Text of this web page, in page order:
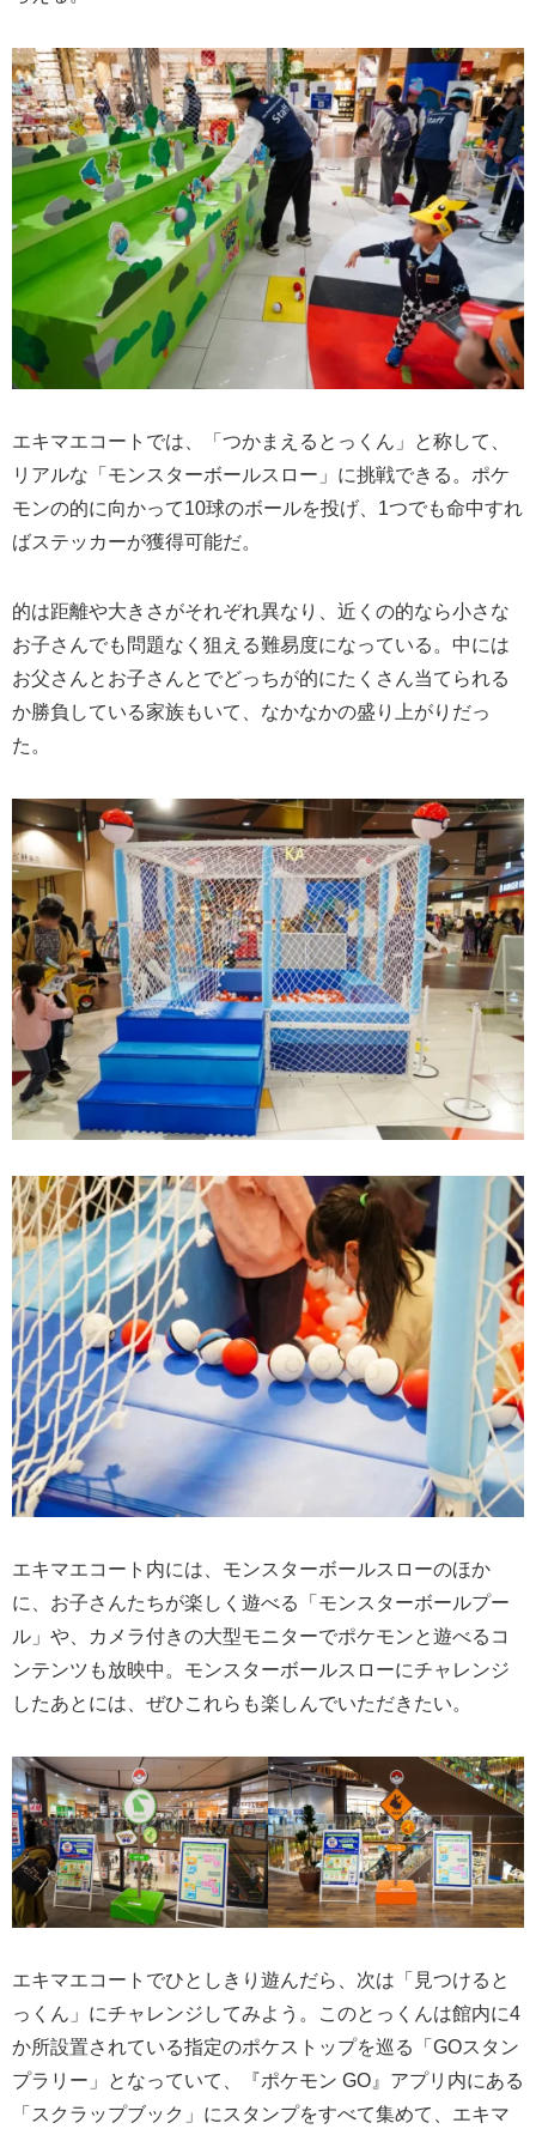
エキマエコートでは、「つかまえるとっくん」と称して、
リアルな「モンスターボールスロー」に挑戦できる。ポケ
モンの的に向かって10球のボールを投げ、1つでも命中すれ
ばステッカーが獲得可能だ。
的は距離や大きさがそれぞれ異なり、近くの的なら小さな
お子さんでも問題なく狙える難易度になっている。中には
お父さんとお子さんとでどっちが的にたくさん当てられる
か勝負している家族もいて、なかなかの盛り上がりだっ
た。
エキマエコート内には、モンスターボールスローのほか
に、お子さんたちが楽しく遊べる「モンスターボールプー
ル」や、カメラ付きの大型モニターでポケモンと遊べるコ
ンテンツも放映中。モンスターボールスローにチャレンジ
したあとには、ぜひこれらも楽しんでいただきたい。
エキマエコートでひとしきり遊んだら、次は「見つけると
っくん」にチャレンジしてみよう。このとっくんは館内に4
か所設置されている指定のポケストップを巡る「GOスタン
プラリー」となっていて、『ポケモン GO』アプリ内にある
「スクラップブック」にスタンプをすべて集めて、エキマ